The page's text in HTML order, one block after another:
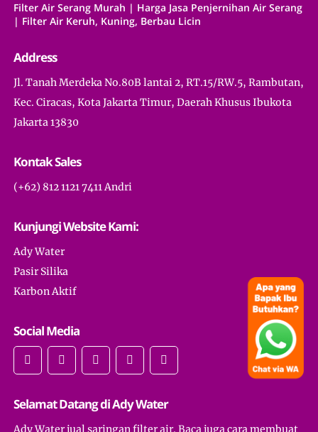
Filter Air Serang Murah | Harga Jasa Penjernihan Air Serang
| Filter Air Keruh, Kuning, Berbau Licin
Address
Jl. Tanah Merdeka No.80B lantai 2, RT.15/RW.5, Rambutan,
Kec. Ciracas, Kota Jakarta Timur, Daerah Khusus Ibukota
Jakarta 13830
Kontak Sales
(+62) 812 1121 7411 Andri
Kunjungi Website Kami:
Ady Water
Pasir Silika
Karbon Aktif
Social Media
Selamat Datang di Ady Water
Ady Water jual saringan filter air. Baca juga cara membuat